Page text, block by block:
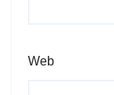
Web